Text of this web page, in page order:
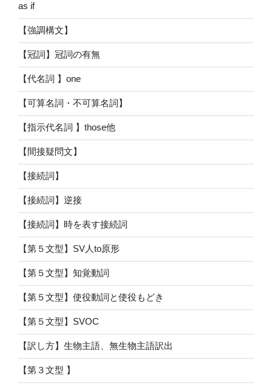
as if
【強調構文】
【冠詞】冠詞の有無
【代名詞 】one
【可算名詞・不可算名詞】
【指示代名詞 】those他
【間接疑問文】
【接続詞】
【接続詞】逆接
【接続詞】時を表す接続詞
【第５文型】SV人to原形
【第５文型】知覚動詞
【第５文型】使役動詞と使役もどき
【第５文型】SVOC
【訳し方】生物主語、無生物主語訳出
【第３文型 】